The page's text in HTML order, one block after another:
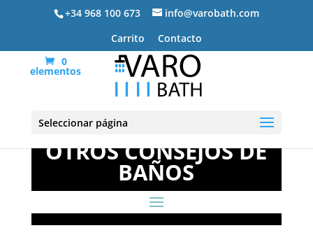
+34 968 100 673
info@varobath.com
Carrito
Contacto
0
elementos
Seleccionar página
OTROS CONSEJOS DE
BAÑOS